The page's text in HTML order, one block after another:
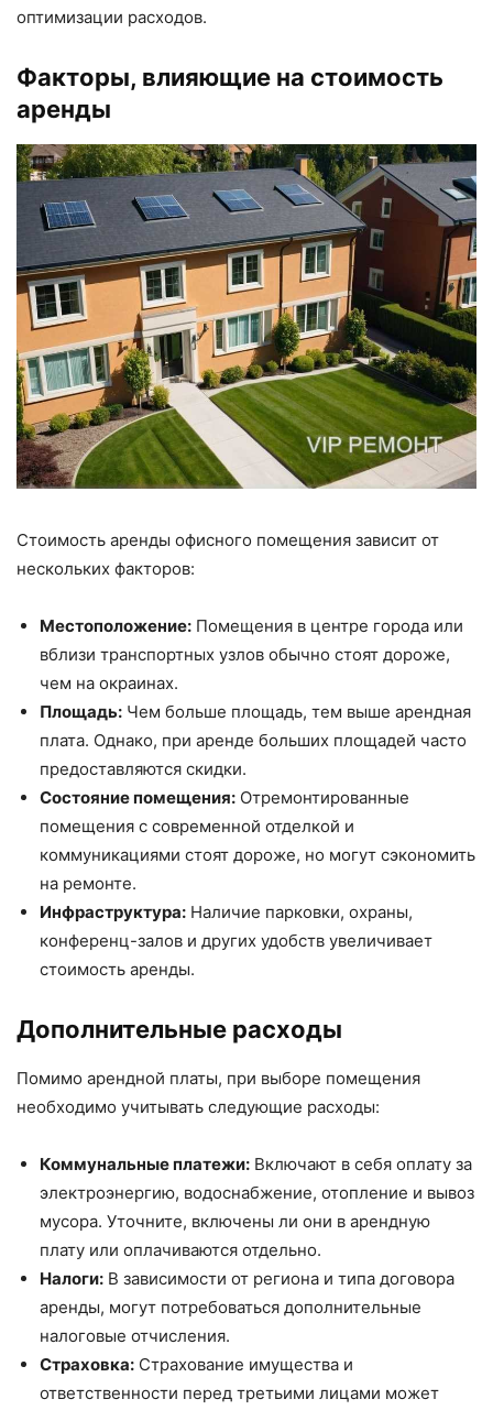
оптимизации расходов.
Факторы, влияющие на стоимость
аренды
Стоимость аренды офисного помещения зависит от
нескольких факторов:
Местоположение: Помещения в центре города или
вблизи транспортных узлов обычно стоят дороже,
чем на окраинах.
Площадь: Чем больше площадь, тем выше арендная
плата. Однако, при аренде больших площадей часто
предоставляются скидки.
Состояние помещения: Отремонтированные
помещения с современной отделкой и
коммуникациями стоят дороже, но могут сэкономить
на ремонте.
Инфраструктура: Наличие парковки, охраны,
конференц-залов и других удобств увеличивает
стоимость аренды.
Дополнительные расходы
Помимо арендной платы, при выборе помещения
необходимо учитывать следующие расходы:
Коммунальные платежи: Включают в себя оплату за
электроэнергию, водоснабжение, отопление и вывоз
мусора. Уточните, включены ли они в арендную
плату или оплачиваются отдельно.
Налоги: В зависимости от региона и типа договора
аренды, могут потребоваться дополнительные
налоговые отчисления.
Страховка: Страхование имущества и
ответственности перед третьими лицами может